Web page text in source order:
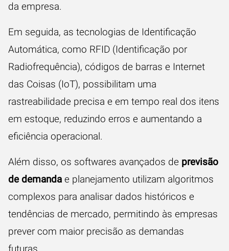
da empresa.
Em seguida, as tecnologias de Identificação
Automática, como RFID (Identificação por
Radiofrequência), códigos de barras e Internet
das Coisas (IoT), possibilitam uma
rastreabilidade precisa e em tempo real dos itens
em estoque, reduzindo erros e aumentando a
eficiência operacional.
Além disso, os softwares avançados de previsão
de demanda e planejamento utilizam algoritmos
complexos para analisar dados históricos e
tendências de mercado, permitindo às empresas
prever com maior precisão as demandas